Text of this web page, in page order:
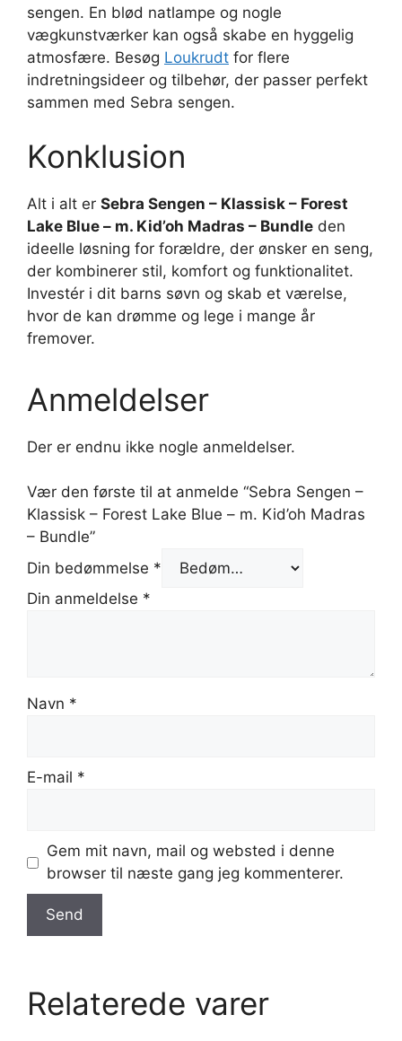
sengen. En blød natlampe og nogle
vægkunstværker kan også skabe en hyggelig
atmosfære. Besøg Loukrudt for flere
indretningsideer og tilbehør, der passer perfekt
sammen med Sebra sengen.
Konklusion
Alt i alt er Sebra Sengen – Klassisk – Forest
Lake Blue – m. Kid’oh Madras – Bundle den
ideelle løsning for forældre, der ønsker en seng,
der kombinerer stil, komfort og funktionalitet.
Investér i dit barns søvn og skab et værelse,
hvor de kan drømme og lege i mange år
fremover.
Anmeldelser
Der er endnu ikke nogle anmeldelser.
Vær den første til at anmelde “Sebra Sengen –
Klassisk – Forest Lake Blue – m. Kid’oh Madras
– Bundle”
Din bedømmelse *
Din anmeldelse *
Navn *
E-mail *
Gem mit navn, mail og websted i denne
browser til næste gang jeg kommenterer.
Relaterede varer